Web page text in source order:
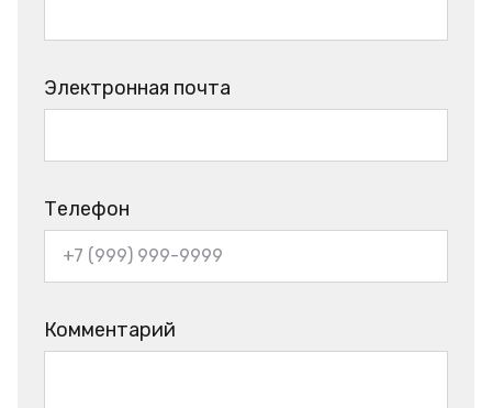
Электронная почта
Телефон
Комментарий